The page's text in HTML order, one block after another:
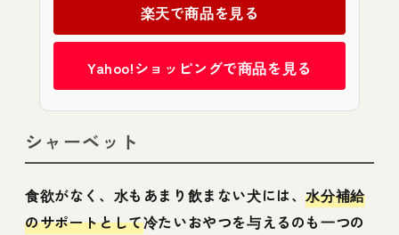
楽天で商品を見る
Yahoo!ショッピングで商品を見る
シャーベット
食欲がなく、水もあまり飲まない犬には、水分補給
のサポートとして冷たいおやつを与えるのも一つの